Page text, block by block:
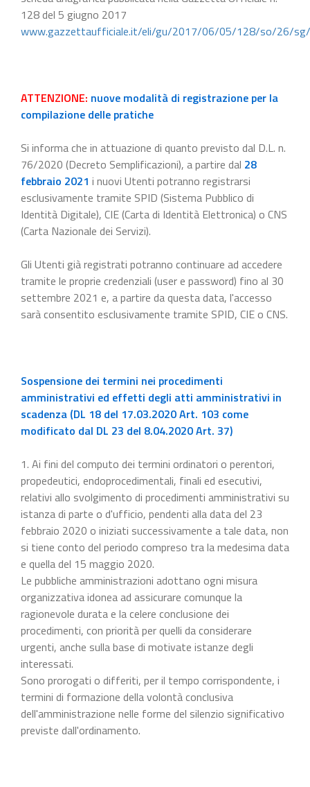
128 del 5 giugno 2017
www.gazzettaufficiale.it/eli/gu/2017/06/05/128/so/26/
ATTENZIONE: nuove modalità di registrazione per la
compilazione delle pratiche
Si informa che in attuazione di quanto previsto dal D.L. n.
76/2020 (Decreto Semplificazioni), a partire dal 28
febbraio 2021 i nuovi Utenti potranno registrarsi
esclusivamente tramite SPID (Sistema Pubblico di
Identità Digitale), CIE (Carta di Identità Elettronica) o CNS
(Carta Nazionale dei Servizi).
Gli Utenti già registrati potranno continuare ad accedere
tramite le proprie credenziali (user e password) fino al 30
settembre 2021 e, a partire da questa data, l'accesso
sarà consentito esclusivamente tramite SPID, CIE o CNS.
Sospensione dei termini nei procedimenti
amministrativi ed effetti degli atti amministrativi in
scadenza (DL 18 del 17.03.2020 Art. 103 come
modificato dal DL 23 del 8.04.2020 Art. 37)
1. Ai fini del computo dei termini ordinatori o perentori,
propedeutici, endoprocedimentali, finali ed esecutivi,
relativi allo svolgimento di procedimenti amministrativi su
istanza di parte o d'ufficio, pendenti alla data del 23
febbraio 2020 o iniziati successivamente a tale data, non
si tiene conto del periodo compreso tra la medesima data
e quella del 15 maggio 2020.
Le pubbliche amministrazioni adottano ogni misura
organizzativa idonea ad assicurare comunque la
ragionevole durata e la celere conclusione dei
procedimenti, con priorità per quelli da considerare
urgenti, anche sulla base di motivate istanze degli
interessati.
Sono prorogati o differiti, per il tempo corrispondente, i
termini di formazione della volontà conclusiva
dell'amministrazione nelle forme del silenzio significativo
previste dall'ordinamento.